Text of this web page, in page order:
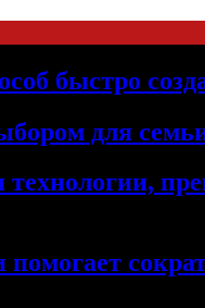
быстро
для